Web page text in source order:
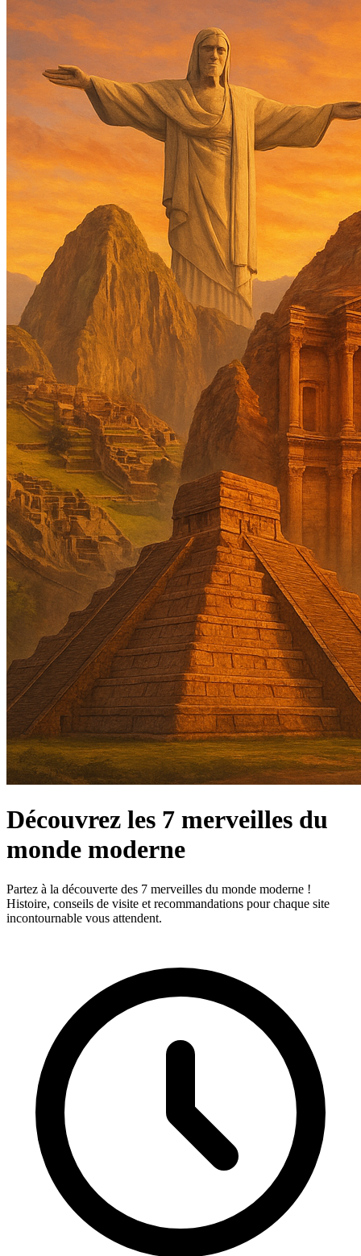
Découvrez les 7 merveilles du
monde moderne
Partez à la découverte des 7 merveilles du monde moderne !
Histoire, conseils de visite et recommandations pour chaque site
incontournable vous attendent.